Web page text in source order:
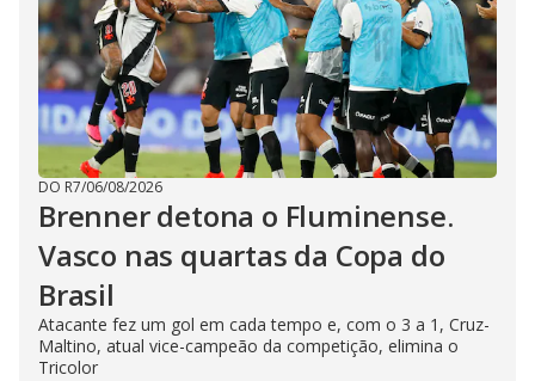
DO R7/06/08/2026
Brenner detona o Fluminense.
Vasco nas quartas da Copa do
Brasil
Atacante fez um gol em cada tempo e, com o 3 a 1, Cruz-
Maltino, atual vice-campeão da competição, elimina o
Tricolor